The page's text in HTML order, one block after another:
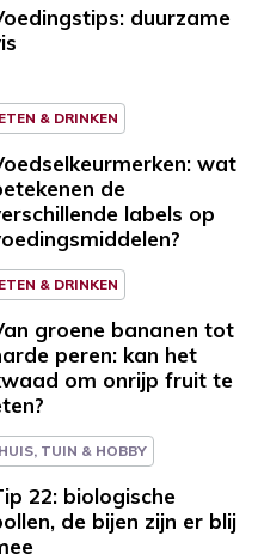
duurzame
ETEN & DRINKEN
wat
de
labels op
ETEN & DRINKEN
groene bananen tot
peren: kan het
om onrijp fruit te
HUIS, TUIN & HOBBY
22: biologische
de bijen zijn er blij